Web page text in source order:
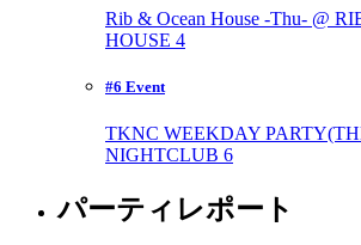
Rib & Ocean House -Thu- @
HOUSE 4
#6 Event
TKNC WEEKDAY
NIGHTCLUB 6
パーティレポート